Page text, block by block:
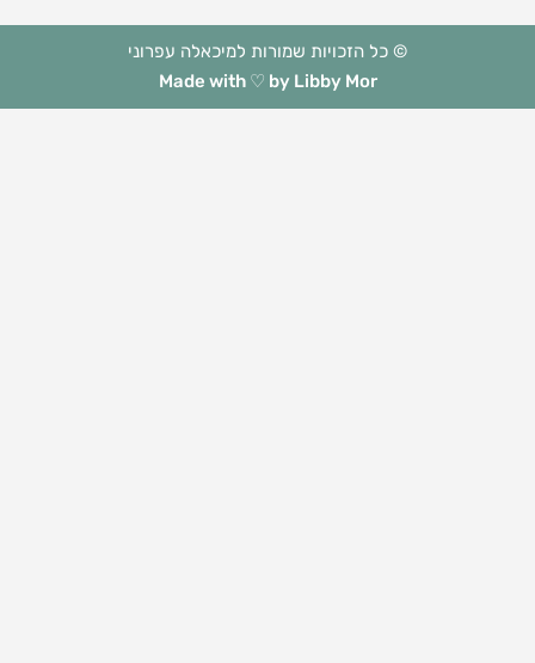
© כל הזכויות שמורות למיכאלה עפרוני
Made with ♡ by Libby Mor